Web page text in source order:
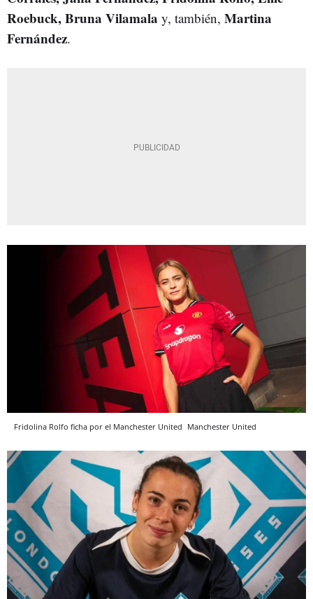
Roebuck, Bruna Vilamala y, también, Martina
Fernández.
Fridolina Rolfo ficha por el Manchester United Manchester United